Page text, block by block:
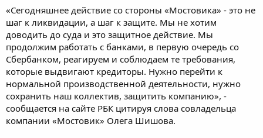
«Сегодняшнее действие со стороны «Мостовика» - это не
шаг к ликвидации, а шаг к защите. Мы не хотим
доводить до суда и это защитное действие. Мы
продолжим работать с банками, в первую очередь со
Сбербанком, реагируем и соблюдаем те требования,
которые выдвигают кредиторы. Нужно перейти к
нормальной производственной деятельности, нужно
сохранить наш коллектив, защитить компанию», -
сообщается на сайте РБК цитируя слова совладельца
компании «Мостовик» Олега Шишова.